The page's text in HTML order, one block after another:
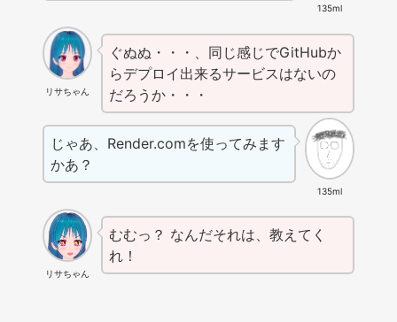
135ml
リサちゃん
ぐぬぬ・・・、同じ感じでGitHubか
らデプロイ出来るサービスはないの
だろうか・・・
135ml
じゃあ、Render.comを使ってみます
かあ？
リサちゃん
むむっ？ なんだそれは、教えてく
れ！